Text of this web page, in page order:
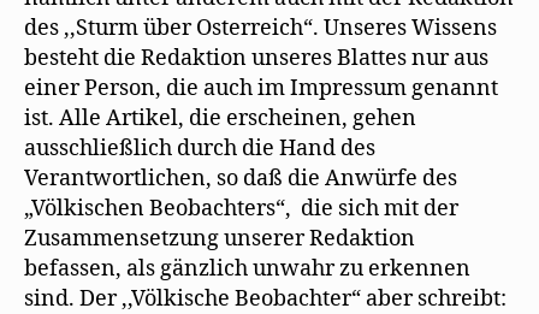
des ,,Sturm über Osterreich“. Unseres Wissens
besteht die Redaktion unseres Blattes nur aus
einer Person, die auch im Impressum genannt
ist. Alle Artikel, die erscheinen, gehen
ausschließlich durch die Hand des
Verantwortlichen, so daß die Anwürfe des
„Völkischen Beobachters“, die sich mit der
Zusammensetzung unserer Redaktion
befassen, als gänzlich unwahr zu erkennen
sind. Der ,,Völkische Beobachter“ aber schreibt: